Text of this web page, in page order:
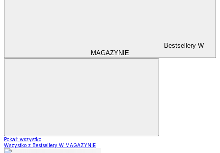
Bestsellery W
MAGAZYNIE
Pokaż wszystko
Wszystko z Bestsellery W MAGAZYNIE